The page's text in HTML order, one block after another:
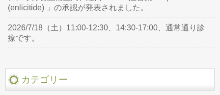
(enlicitide) 」の承認が発表されました。
2026/7/18（土）11:00-12:30、14:30-17:00、通常通り診
療です。
カテゴリー